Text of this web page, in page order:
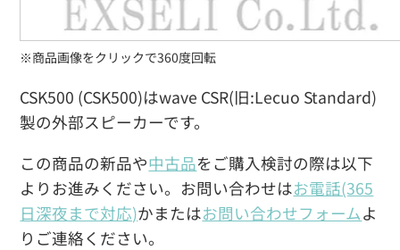
CSK500 (CSK500)はwave CSR(旧:Lecuo Standard)
製の外部スピーカーです。
この商品の新品や中古品をご購入検討の際は以下
よりお進みください。お問い合わせはお電話(365
日深夜まで対応)かまたはお問い合わせフォームよ
りご連絡ください。
※商品画像をクリックで360度回転